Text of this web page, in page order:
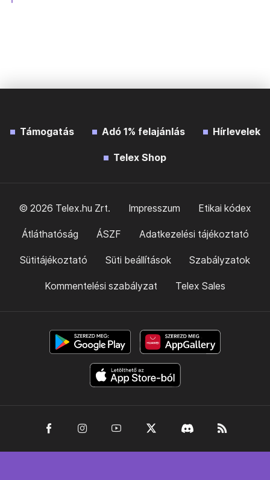
Támogatás Adó 1% felajánlás Hírlevelek
Telex Shop
© 2026 Telex.hu Zrt. Impresszum Etikai kódex
Átláthatóság ÁSZF Adatkezelési tájékoztató
Sütitájékoztató Süti beállítások Szabályzatok
Kommentelési szabályzat Telex Sales